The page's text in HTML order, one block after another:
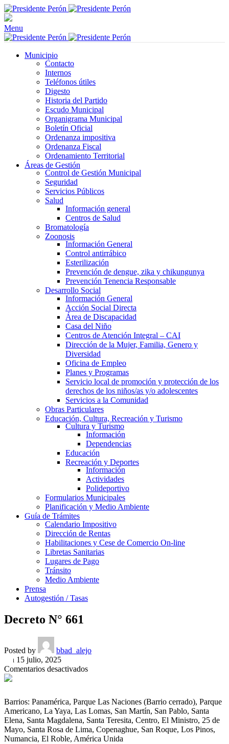
Menu
Municipio
Contacto
Internos
Teléfonos útiles
Digesto
Historia del Partido
Escudo Municipal
Organigrama Municipal
Boletín Oficial
Ordenanza impositiva
Ordenanza Fiscal
Ordenamiento Territorial
Áreas de Gestión
Control de Gestión Municipal
Seguridad
Servicios Públicos
Salud
Información general
Centros de Salud
Bromatología
Zoonosis
Información General
Control antirrábico
Esterilización
Prevención de dengue, zika y chikungunya
Prevención Tenencia Responsable
Desarrollo Social
Información General
Acción Social Directa
Área de Discapacidad
Casa del Niño
Centros de Atención Integral – CAI
Dirección de la Mujer, Familia, Genero y
Diversidad
Oficina de Empleo
Planes y Programas
Servicio local de promoción y protección de los
derechos de los niños/as y/o adolescentes
Servicios a la Comunidad
Obras Particulares
Educación, Cultura, Recreación y Turismo
Cultura y Turismo
Información
Dependencias
Educación
Recreación y Deportes
Información
Actividades
Polideportivo
Formularios Municipales
Planificación y Medio Ambiente
Guía de Trámites
Calendario Impositivo
Dirección de Rentas
Habilitaciones y Cese de Comercio On-line
Libretas Sanitarias
Lugares de Pago
Tránsito
Medio Ambiente
Prensa
Autogestión / Tasas
Decreto N° 661
Posted by
bbad_alejo
On 15 julio, 2025
Comentarios desactivadosen
Barrios: Panamérica, Parque Las Naciones (Barrio cerrado), Parque
Americano, La Yaya, Las Lomas, San Martín, San Pablo, Santa
Elena, Santa Magdalena, Santa Teresita, Centro, El Ministro, 25 de
Mayo, Santa Rosa de Lima, Copenaghue, San Roque, Los Pinos,
Numancia, El Roble, América Unida